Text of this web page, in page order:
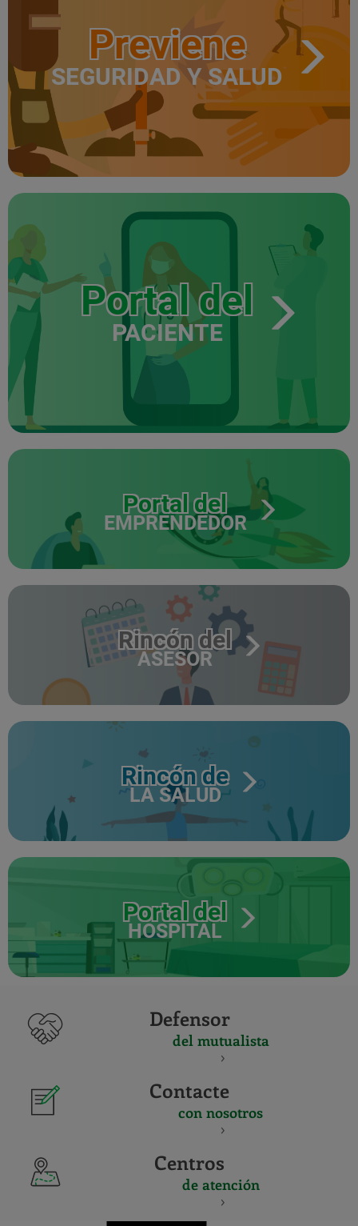
Previene
SEGURIDAD Y SALUD
Portal del
PACIENTE
Portal del
EMPRENDEDOR
Rincón del
ASESOR
Rincón de
LA SALUD
Portal del
HOSPITAL
Defensor
del mutualista
Contacte
con nosotros
Centros
de atención